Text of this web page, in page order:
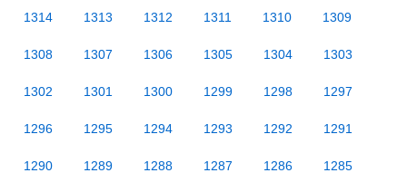
1314 1313 1312 1311 1310 1309
1308 1307 1306 1305 1304 1303
1302 1301 1300 1299 1298 1297
1296 1295 1294 1293 1292 1291
1290 1289 1288 1287 1286 1285